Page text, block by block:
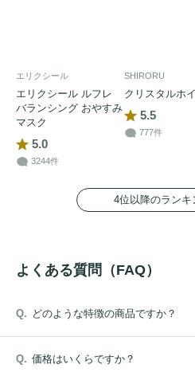
エリクシール
エリクシール ルフレ
バランシング おやすみ
マスク
5.0
3244件
SHIRORU
クリスタルホ
5.5
777件
4位以降のランキ
よくある質問（FAQ）
どのような特徴の商品ですか？
価格はいくらですか？